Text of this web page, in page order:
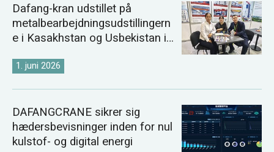
Dafang-kran udstillet på
metalbearbejdningsudstillingern
e i Kasakhstan og Usbekistan i
1. juni 2026
DAFANGCRANE sikrer sig
hædersbevisninger inden for nul
kulstof- og digital energi